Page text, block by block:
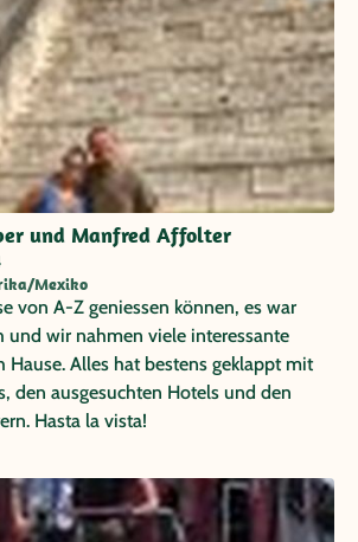
Unwägbarkeiten ( die bei einer so
immer auftreten können) kompetent
an das Team von Papayatours für die
und - Organisation! Wir würden
mit Papayatours reisen!
und Manfred Affolter
Mexiko
von A-Z geniessen können, es war
und wir nahmen viele interessante
Hause. Alles hat bestens geklappt mit
den ausgesuchten Hotels und den
Hasta la vista!